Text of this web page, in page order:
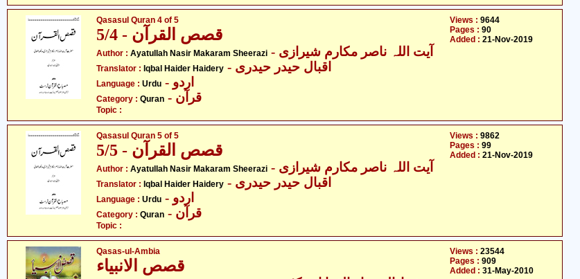
Qasasul Quran 4 of 5
قصص القرآن - 5/4
Author : Ayatullah Nasir Makaram Sheerazi - آیت اللہ ناصر مکارم شیرازی
Translator : Iqbal Haider Haidery - اقبال حیدر حیدری
Language : Urdu - اردو
Category : Quran - قرآن
Topic :
Views : 9644
Pages : 90
Added : 21-Nov-2019
Qasasul Quran 5 of 5
قصص القرآن - 5/5
Author : Ayatullah Nasir Makaram Sheerazi - آیت اللہ ناصر مکارم شیرازی
Translator : Iqbal Haider Haidery - اقبال حیدر حیدری
Language : Urdu - اردو
Category : Quran - قرآن
Topic :
Views : 9862
Pages : 99
Added : 21-Nov-2019
Qasas-ul-Ambia Views : 23544
Pages : 909
Added : 31-May-2010